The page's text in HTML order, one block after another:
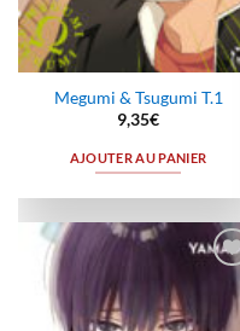
Megumi & Tsugumi T.1
9,35€
AJOUTER AU PANIER
à la
wishlist